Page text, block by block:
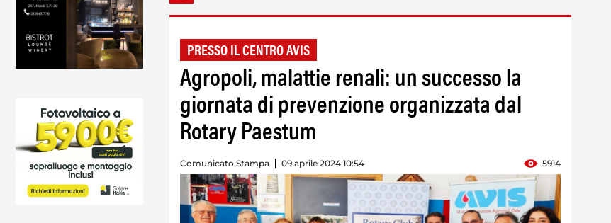
PRESSO IL CENTRO AVIS
Agropoli, malattie renali: un successo la
giornata di prevenzione organizzata dal
Rotary Paestum
Comunicato Stampa 09 aprile 2024 10:54 5914